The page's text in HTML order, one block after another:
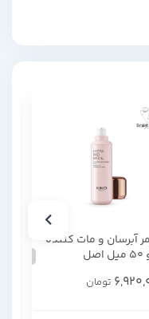
آبرسان و مات کننده
تومان